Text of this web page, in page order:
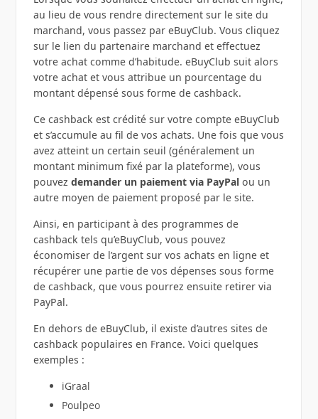
au lieu de vous rendre directement sur le site du
marchand, vous passez par eBuyClub. Vous cliquez
sur le lien du partenaire marchand et effectuez
votre achat comme d’habitude. eBuyClub suit alors
votre achat et vous attribue un pourcentage du
montant dépensé sous forme de cashback.
Ce cashback est crédité sur votre compte eBuyClub
et s’accumule au fil de vos achats. Une fois que vous
avez atteint un certain seuil (généralement un
montant minimum fixé par la plateforme), vous
pouvez demander un paiement via PayPalou un
autre moyen de paiement proposé par le site.
Ainsi, en participant à des programmes de
cashback tels qu’eBuyClub, vous pouvez
économiser de l’argent sur vos achats en ligne et
récupérer une partie de vos dépenses sous forme
de cashback, que vous pourrez ensuite retirer via
PayPal.
En dehors de eBuyClub, il existe d’autres sites de
cashback populaires en France. Voici quelques
exemples :
iGraal
Poulpeo